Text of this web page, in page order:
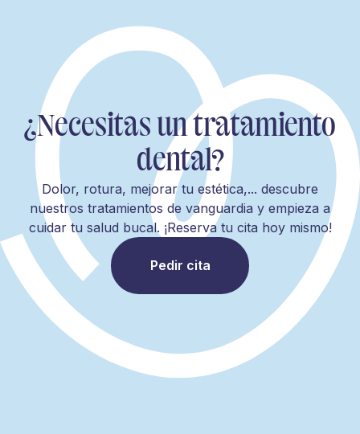
¿Necesitas un tratamiento
dental?
Dolor, rotura, mejorar tu estética,... descubre
nuestros tratamientos de vanguardia y empieza a
cuidar tu salud bucal. ¡Reserva tu cita hoy mismo!
Pedir cita